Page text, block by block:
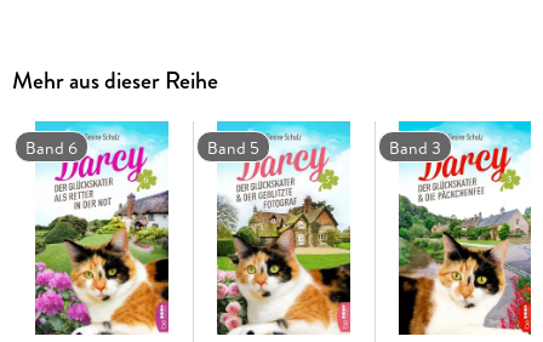
Darcy steht eines Abends eine alte Frau von geisterhafter
Blässe vor der Tür und bezieht das Zimmer. Erst für eine
Nacht, doch dann scheint sie sich im Haus einzunisten. In
Freda wächst ein Verdacht.
Währenddessen entwickelt sich derAfternoon Teazum Erfolg,
wozu das Gerücht, Renfield Hall beherberge einen Geist,
erheblich beiträgt - ein Gerücht, an dem ein gewisser Kater
nicht ganz unschuldig ist.
Mehr aus dieser Reihe
Band 6 Band 5 Band 3